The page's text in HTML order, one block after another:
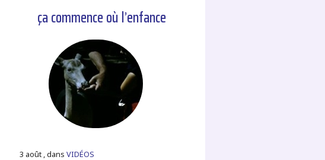
ça commence où l’enfance
3 août , dans VIDÉOS